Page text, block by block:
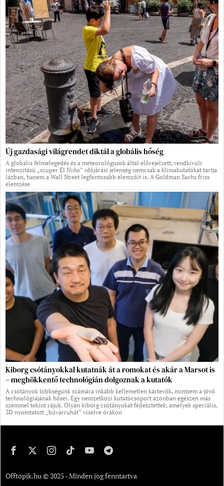
Új gazdasági világrendet diktál a globális hőség
A globális felmelegedés és a meteorológusok által előrejelzett, rendkívüli
intenzitású „szuper El Niño” időjárási jelenség nemcsak a klímakutatókat tartja
lázban, hanem a Wall Street legfontosabb elemzőit is. A Goldman Sachs friss
elemzése
Kiborg csótányokkal kutatnák át a romokat és akár a Marsot is
– meghökkentő technológián dolgoznak a kutatók
A csótányok többségünk számára inkább kellemetlen kártevők, mintsem a jövő
technológiájának hősei. Egy nemzetközi kutatócsoport azonban egészen más
szemmel tekint rájuk. Olyan kiborg csótányokat fejlesztettek, amelyek speciális,
3D nyomtatott „búvárruhát” viselve órákon
Offtopik.hu © 2025 - Minden jog fenntartva